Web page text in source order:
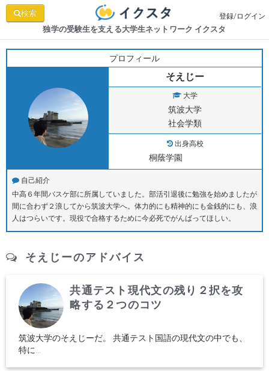
検索 登録/ログイン
独学の受験生を支える大学生ネットワーク イクスタ
プロフィール
そえじー
大学
筑波大学
社会学類
出身高校
桐蔭学園
自己紹介
中高６年間バスケ部に所属していました。部活引退後に勉強を始めましたが
間に合わず２浪してから筑波大学へ。体力的にも精神的にも金銭的にも、浪
人はつらいです。現役で合格するために今必死でがんばってほしい。
そえじーのアドバイス
共通テスト現代文の残り２択を攻
略する２つのコツ
筑波大学のそえじーだ。 共通テスト国語の現代文の中でも、
特に...